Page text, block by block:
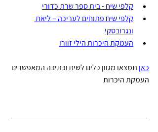
קלפי שיח - בית ספר שרת כדורי
קלפי שיח פתוחים לעריכה – ליאת
ונגרובסקי
העמקת היכרות הילי זוורו
כאן תמצאו מגוון כלים לשיח וכתיבה המאפשרים
העמקת היכרות